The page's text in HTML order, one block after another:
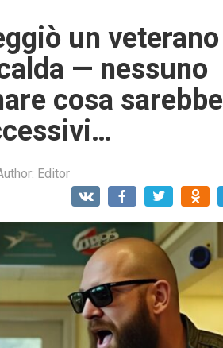
un veterano
— nessuno
cosa sarebbe
Editor